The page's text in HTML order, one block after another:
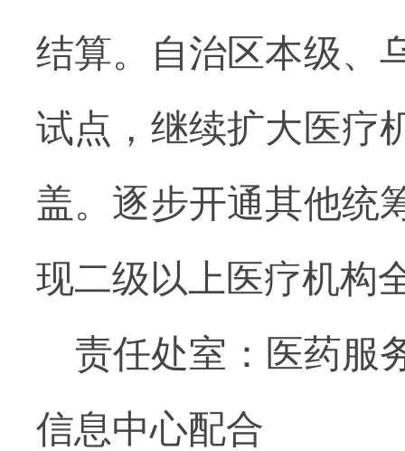
结算。自治区本级、
试点，继续扩大医疗
盖。逐步开通其他统
现二级以上医疗机构
责任处室：医药服
信息中心配合